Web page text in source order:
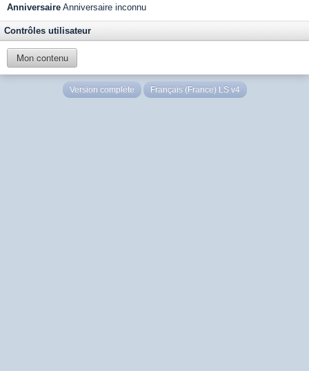
Anniversaire Anniversaire inconnu
Contrôles utilisateur
Mon contenu
Version complète Français (France) LS v4